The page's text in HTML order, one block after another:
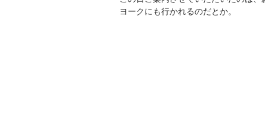
ヨークにも行かれるのだとか。